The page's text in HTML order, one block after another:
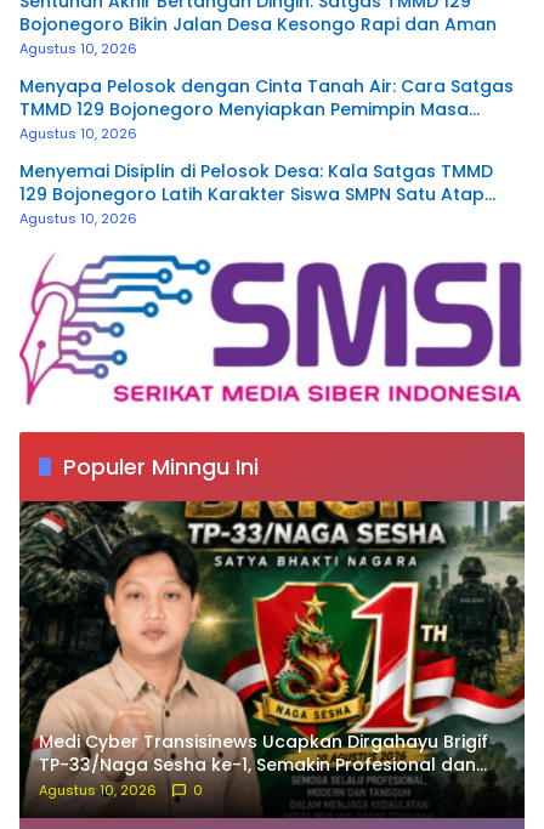
Bojonegoro Bikin Jalan Desa Kesongo Rapi dan Aman
Agustus 10, 2026
Menyapa Pelosok dengan Cinta Tanah Air: Cara Satgas
TMMD 129 Bojonegoro Menyiapkan Pemimpin Masa
Depan
Agustus 10, 2026
Menyemai Disiplin di Pelosok Desa: Kala Satgas TMMD
129 Bojonegoro Latih Karakter Siswa SMPN Satu Atap
Kesongo
Agustus 10, 2026
Populer Minngu Ini
Medi Cyber Transisinews Ucapkan Dirgahayu Brigif
TP-33/Naga Sesha ke-1, Semakin Profesional dan
Dekat dengan Masyarakat
Agustus 10, 2026 0